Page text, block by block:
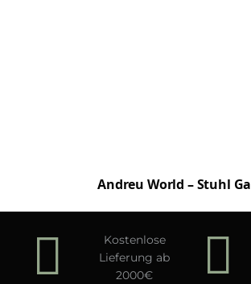
Andreu World – Stuhl
Kostenlose
Lieferung ab
2000€